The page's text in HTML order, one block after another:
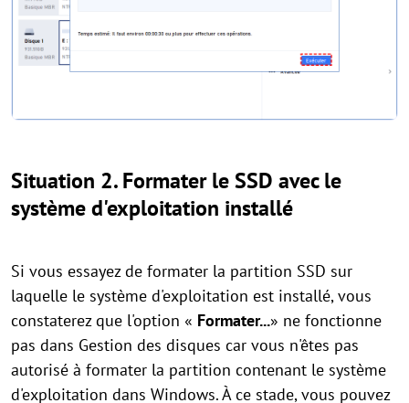
Situation 2. Formater le SSD avec le
système d'exploitation installé
Si vous essayez de formater la partition SSD sur
laquelle le système d'exploitation est installé, vous
constaterez que l'option « Formater...» ne fonctionne
pas dans Gestion des disques car vous n'êtes pas
autorisé à formater la partition contenant le système
d'exploitation dans Windows. À ce stade, vous pouvez